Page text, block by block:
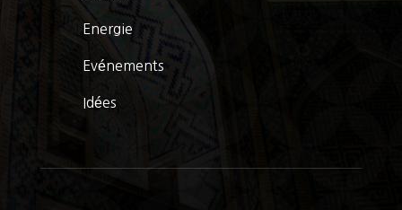
Energie
Evénements
Idées